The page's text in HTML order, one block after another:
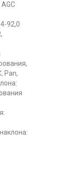
92,0
Pan,